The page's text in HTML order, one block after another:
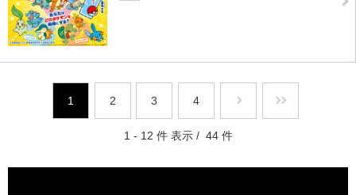
1 2 3 4
1 - 12 件 表示 / 44 件